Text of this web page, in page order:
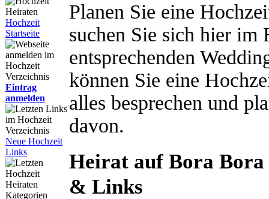
Hochzeit
Startseite
Eintrag
anmelden
Neue Hochzeit
Links
Planen Sie eine
suchen Sie sich hier im
entsprechenden
können Sie eine
alles besprechen und
davon.
Heirat auf Bora Bora
& Links